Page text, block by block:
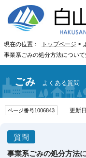
現在の位置： トップページ >
事業系ごみの処分方法につい
ごみ よくある質問
ページ番号1006843 更新日
質問
事業系ごみの処分方法